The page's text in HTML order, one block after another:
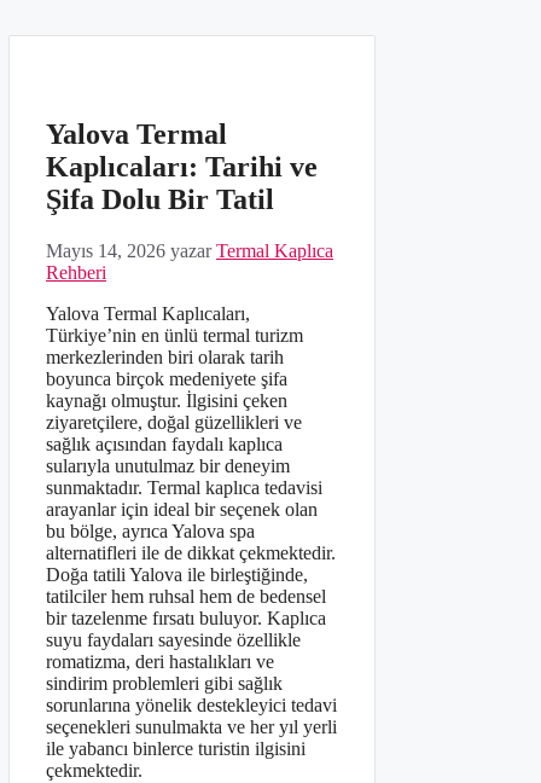
Yalova Termal
Kaplıcaları: Tarihi ve
Şifa Dolu Bir Tatil
Mayıs 14, 2026 yazarTermal Kaplıca
Rehberi
Yalova Termal Kaplıcaları,
Türkiye’nin en ünlü termal turizm
merkezlerinden biri olarak tarih
boyunca birçok medeniyete şifa
kaynağı olmuştur. İlgisini çeken
ziyaretçilere, doğal güzellikleri ve
sağlık açısından faydalı kaplıca
sularıyla unutulmaz bir deneyim
sunmaktadır. Termal kaplıca tedavisi
arayanlar için ideal bir seçenek olan
bu bölge, ayrıca Yalova spa
alternatifleri ile de dikkat çekmektedir.
Doğa tatili Yalova ile birleştiğinde,
tatilciler hem ruhsal hem de bedensel
bir tazelenme fırsatı buluyor. Kaplıca
suyu faydaları sayesinde özellikle
romatizma, deri hastalıkları ve
sindirim problemleri gibi sağlık
sorunlarına yönelik destekleyici tedavi
seçenekleri sunulmakta ve her yıl yerli
ile yabancı binlerce turistin ilgisini
çekmektedir.